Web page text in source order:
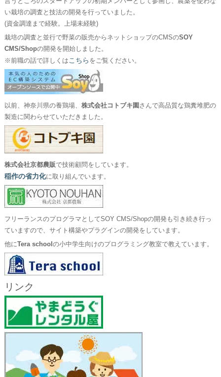
い栽培の調査と技法の開発を行っていました。
(資金調達まで経験。上場未経験)
栽培の調査と並行で野菜の販売からネットショップのCMSのSOY
CMS/Shopの開発を開始しました。
※前職の話で詳しくは こちら をご覧ください。
以前、神奈川県の養鶏場、 株式会社コトブキ園 さんで高品質な鶏糞堆肥の
製造に関わらせていただきました。
株式会社京都農販で技術顧問をしています。
稲作の省力化に取り組んでいます。
フリーランスのプログラマとしてSOY CMS/Shopの開発も引き続き行っ
ていますので、サイト構築やプラグインの開発をしています。
他にTera school の小中学生向けのプログラミング教室で教えています。
リンク